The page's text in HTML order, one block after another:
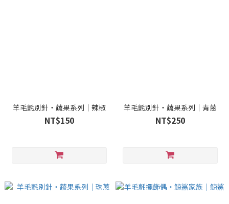
羊毛氈別針・蔬果系列｜辣椒
NT$150
羊毛氈別針・蔬果系列｜青蔥
NT$250